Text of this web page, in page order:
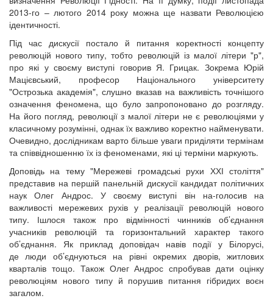
2013-го – лютого 2014 року можна ще назвати Революцією
ідентичності.
Під час дискусії постало й питання коректності концепту
революцій нового типу, тобто революцій із малої літери "р",
про які у своєму виступі говорив Я. Грицак. Зокрема Юрій
Мацієвський, професор Національного університету
"Острозька академія", слушно вказав на важливість точнішого
означення феномена, що було запропоновано до розгляду.
На його погляд, революції з малої літери не є революціями у
класичному розумінні, однак їх важливо коректно найменувати.
Очевидно, дослідникам варто більше уваги приділяти термінам
та співвідношенню їх із феноменами, які ці терміни маркують.
Доповідь на тему "Мережеві громадські рухи ХХІ століття"
представив на першій панельній дискусії кандидат політичних
наук Олег Андрос. У своєму виступі він на-голосив на
важливості мережевих рухів у реалізації революцій нового
типу. Ішлося також про відмінності чинників об’єднання
учасників революцій та горизонтальний характер такого
об’єднання. Як приклад доповідач навів події у Білорусі,
де люди об’єднуються на рівні окремих дворів, житлових
кварталів тощо. Також Олег Андрос спробував дати оцінку
революціям нового типу й порушив питання гібридих воєн
загалом.